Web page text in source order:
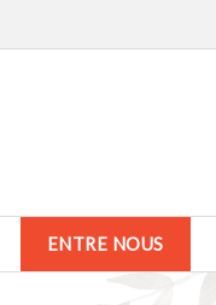
ENTRE NOUS